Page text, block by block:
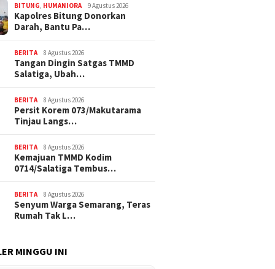
BITUNG HUMANIORA 9 Agustus 2026
Kapolres Bitung Donorkan
Darah, Bantu Pa…
BERITA 8 Agustus 2026
Tangan Dingin Satgas TMMD
Salatiga, Ubah…
BERITA 8 Agustus 2026
Persit Korem 073/Makutarama
Tinjau Langs…
BERITA 8 Agustus 2026
Kemajuan TMMD Kodim
0714/Salatiga Tembus…
BERITA 8 Agustus 2026
Senyum Warga Semarang, Teras
Rumah Tak L…
MINGGU INI